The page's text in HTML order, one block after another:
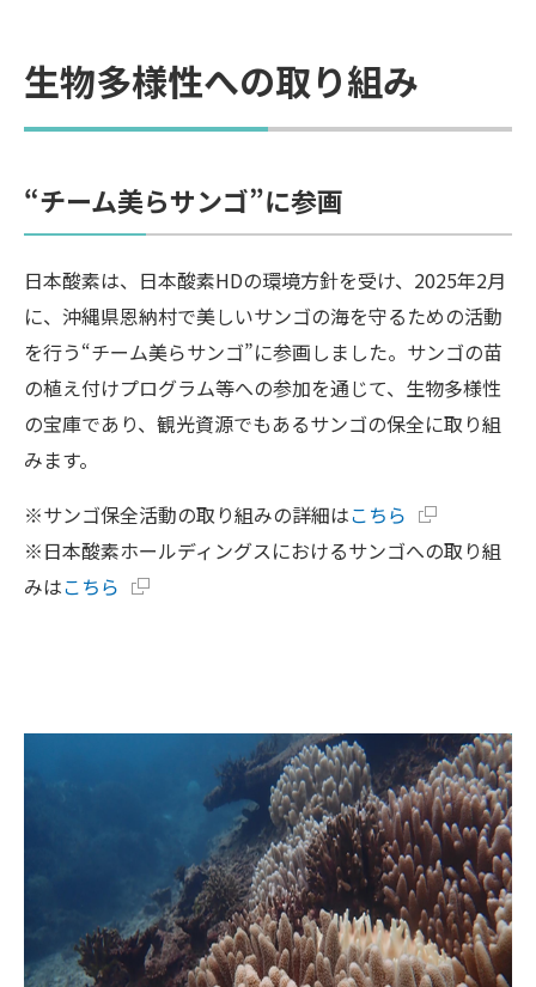
生物多様性への取り組み
“チーム美らサンゴ”に参画
日本酸素は、日本酸素HDの環境方針を受け、2025年2月
に、沖縄県恩納村で美しいサンゴの海を守るための活動
を行う“チーム美らサンゴ”に参画しました。サンゴの苗
の植え付けプログラム等への参加を通じて、生物多様性
の宝庫であり、観光資源でもあるサンゴの保全に取り組
みます。
※サンゴ保全活動の取り組みの詳細はこちら
※日本酸素ホールディングスにおけるサンゴへの取り組
みはこちら